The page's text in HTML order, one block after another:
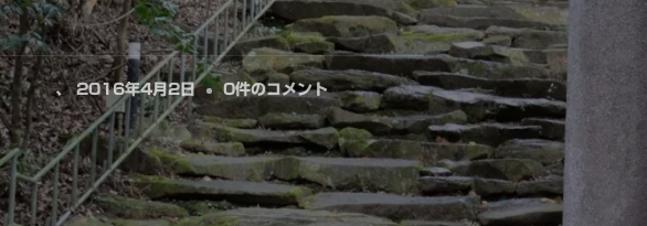
、2016年4月2日 東
霧
島
神
社
0件のコメント